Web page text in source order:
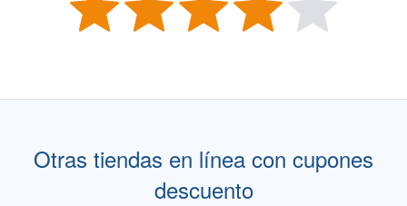
Otras tiendas en línea con cupones
descuento